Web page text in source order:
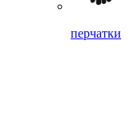
перчатки